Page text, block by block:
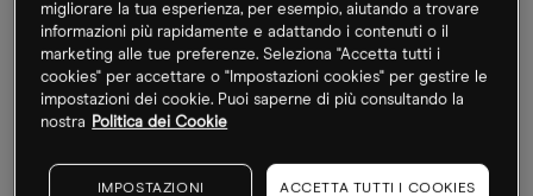
Studio sul dato Nonfarm payroll
migliorare la tua esperienza, per esempio, aiutando a trovare
informazioni più rapidamente e adattando i contenuti o il
marketing alle tue preferenze. Seleziona "Accetta tutti i
cookies" per accettare o "Impostazioni cookies" per gestire le
impostazioni dei cookie. Puoi saperne di più consultando la
nostra Politica dei Cookie
IMPOSTAZIONI
ACCETTA TUTTI I COOKIES